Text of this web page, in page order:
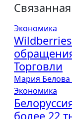
Экономика
Торговли
Мария Белова
Экономика
более 22